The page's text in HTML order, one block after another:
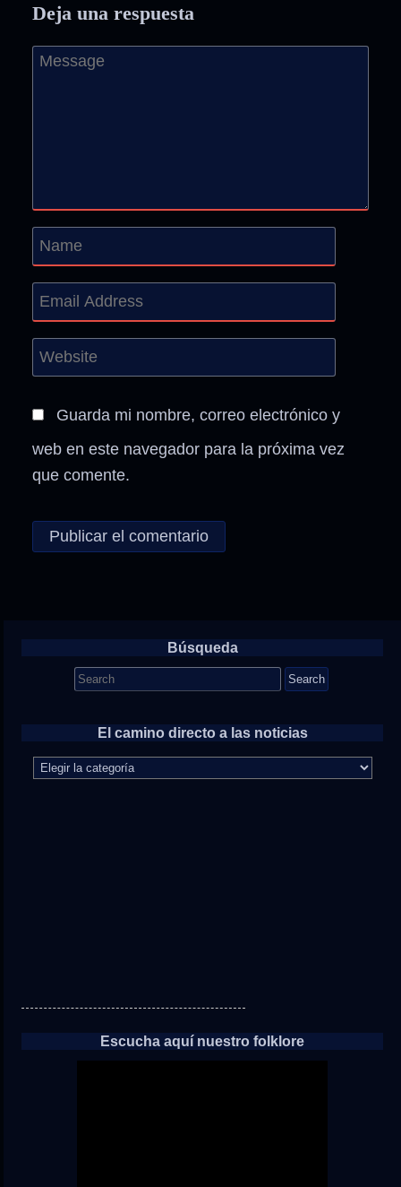
Deja una respuesta
Guarda mi nombre, correo electrónico y
web en este navegador para la próxima vez
que comente.
Búsqueda
Search
for:
El camino directo a las noticias
camino
Escucha aquí nuestro folklore